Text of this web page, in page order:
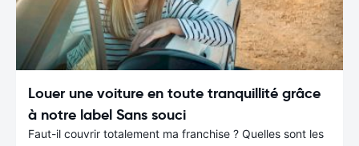
Louer une voiture en toute tranquillité grâce
à notre label Sans souci
Faut-il couvrir totalement ma franchise ? Quelles sont les